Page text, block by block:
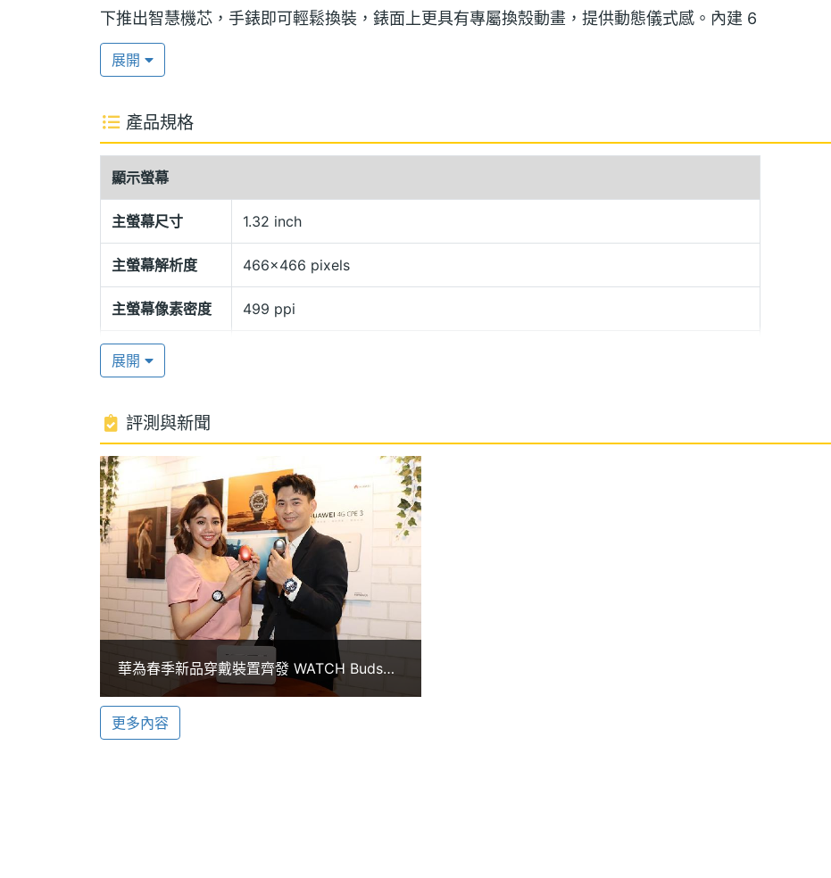
下推出智慧機芯，手錶即可輕鬆換裝，錶面上更具有專屬換殼動畫，提供動態儀式感。內建 6
套 Cyber 專屬主題，無論是工作日常、音樂派對、遊戲電競，還是戶外露營，在不同場景下
都有專屬主題介面搭配。
五大衛星系統
HUAWEI WATCH GT Cyber 都市先鋒款配備 100 種以上的運動模式，包含跑步、游泳、登山
等專業運動模式，支援 GPS、北斗、GLONASS、Galileo、QZSS 五大衛星系統，抗干擾性能
更強。通過嚴苛的 16 項軍規標準測試，能輕鬆駕馭各種場景，出色的防水性能，最深可達 50
米，可用於游泳池或海濱游泳等淺水域的水上活動。
獨立音樂播放
HUAWEI WATCH GT Cyber 都市先鋒款支援多款智慧應用，提供多彩手電筒、智慧藍牙通
話、日常智慧提醒、獨立音樂播放等功能。續航方面，支援輕度場景 7 天、重度場景 4 天，
全天候血氧偵測
HUAWEI WATCH GT Cyber 都市先鋒款提供心率、血氧、睡眠、壓力等全方位健康管理，隨
時掌握身體變化，採用 HUAWEI TruSleep 科學睡眠技術，能立基在身體動態、心率、HRV
心率變異度等生理指數，進一步提升入睡、清醒的識別準確性。支援智慧壓力跟蹤演算法和
HUAWEI TruRelax 技術，有效協助智慧監測，讓身心壓力看得到。採用八個環形佈局的光電
感應器和兩組發光源，提供 HUAWEI TruSeen 5.0+ 心率監測技術，擁有全天候血氧偵測。
HUAWEI WATCH GT Cyber 都市先鋒款功能特色
展開
產品規格
顯示螢幕
主螢幕尺寸 1.32 inch
主螢幕解析度 466x466 pixels
主螢幕像素密度 499 ppi
主螢幕材質
硬體效能
最大待機時間 7 day
連接與應用
藍牙 Yes
衛星定位
展開
評測與新聞
華為春季新品穿戴裝置齊發 WATCH Buds手
錶與耳機二合一
更多內容